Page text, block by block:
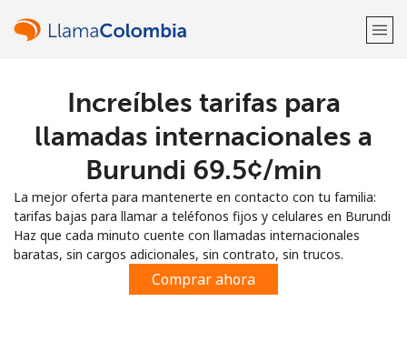
¡Bienvenido!
Regístrate con
Increíbles tarifas para
llamadas internacionales a
Burundi ⁦69.5¢⁩/min
La mejor oferta para mantenerte en contacto con tu familia:
tarifas bajas para llamar a teléfonos fijos y celulares en Burundi
Haz que cada minuto cuente con llamadas internacionales
baratas, sin cargos adicionales, sin contrato, sin trucos.
Comprar ahora